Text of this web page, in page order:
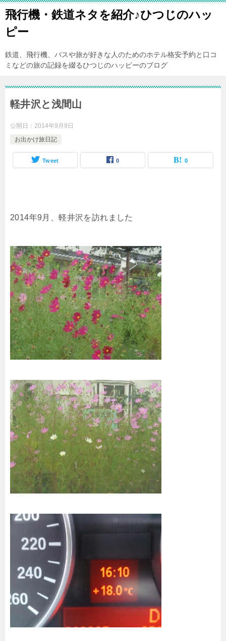
飛行機・鉄道ネタを紹介♪ひつじのハッ
ピー
鉄道、飛行機、バスや旅が好きな人のためのホテル格安予約と口コ
ミなどの旅の記録を綴るひつじのハッピーのブログ
軽井沢と浅間山
公開日： 2014年9月9日
お出かけ旅日記
Tweet 0 0
2014年9月、軽井沢を訪れました